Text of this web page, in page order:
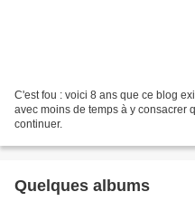
C'est fou : voici 8 ans que ce blog
avec moins de temps à y consacrer
continuer.
Quelques albums